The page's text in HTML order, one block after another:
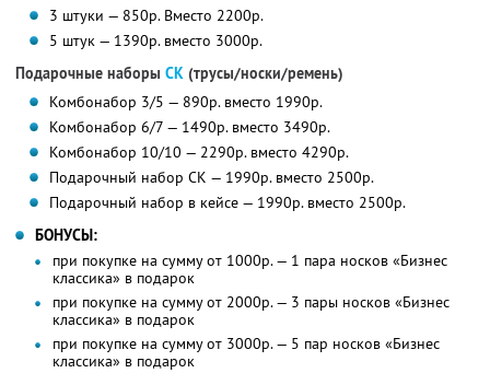
3 штуки — 850р. Вместо 2200р.
5 штук — 1390р. вместо 3000р.
Подарочные наборы CK (трусы/носки/ремень)
Комбонабор 3/5 — 890р. вместо 1990р.
Комбонабор 6/7 — 1490р. вместо 3490р.
Комбонабор 10/10 — 2290р. вместо 4290р.
Подарочный набор CK — 1990р. вместо 2500р.
Подарочный набор в кейсе — 1990р. вместо 2500р.
БОНУСЫ:
при покупке на сумму от 1000р. — 1 пара носков «Бизнес
классика» в подарок
при покупке на сумму от 2000р. — 3 пары носков «Бизнес
классика» в подарок
при покупке на сумму от 3000р. — 5 пар носков «Бизнес
классика» в подарок